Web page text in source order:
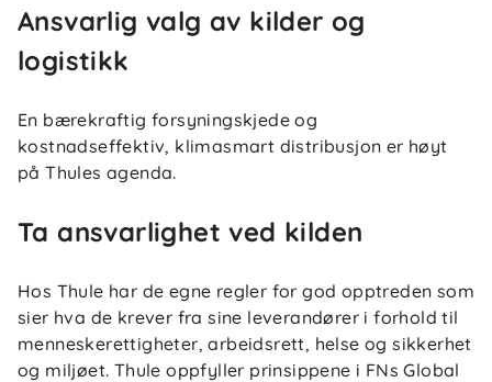
Ansvarlig valg av kilder og
logistikk
En bærekraftig forsyningskjede og
kostnadseffektiv, klimasmart distribusjon er høyt
på Thules agenda.
Ta ansvarlighet ved kilden
Hos Thule har de egne regler for god opptreden som
sier hva de krever fra sine leverandører i forhold til
menneskerettigheter, arbeidsrett, helse og sikkerhet
og miljøet. Thule oppfyller prinsippene i FNs Global